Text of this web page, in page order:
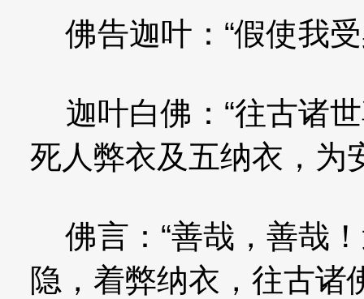
佛告迦叶：“假使我
迦叶白佛：“往古诸
死人弊衣及五纳衣，为
佛言：“善哉，善哉
隐，着弊纳衣，往古诸